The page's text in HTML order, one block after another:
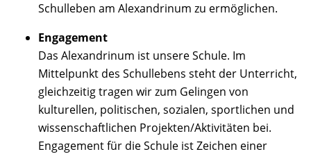
Schulleben am Alexandrinum zu ermöglichen.
Engagement
Das Alexandrinum ist unsere Schule. Im
Mittelpunkt des Schullebens steht der Unterricht,
gleichzeitig tragen wir zum Gelingen von
kulturellen, politischen, sozialen, sportlichen und
wissenschaftlichen Projekten/Aktivitäten bei.
Engagement für die Schule ist Zeichen einer